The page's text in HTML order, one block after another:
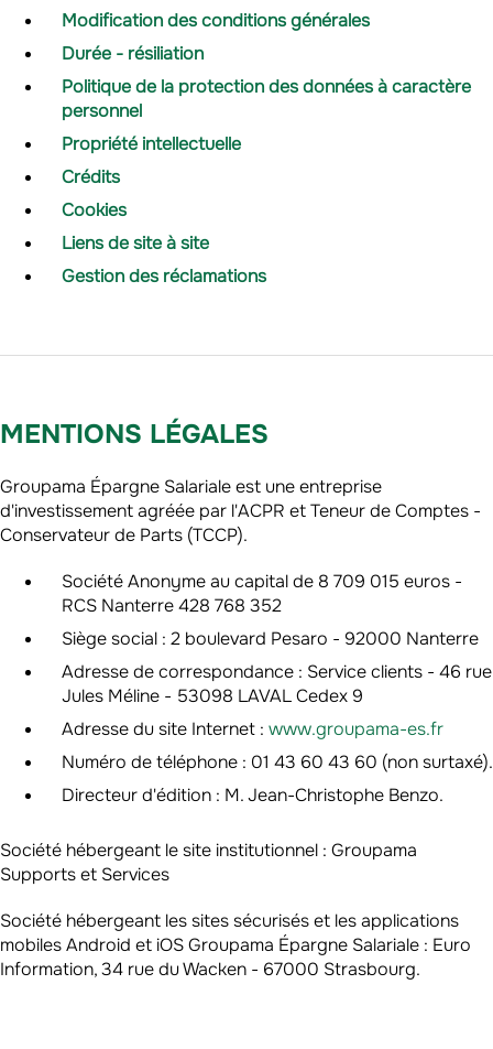
Modification des conditions générales
Durée - résiliation
Politique de la protection des données à caractère
personnel
Propriété intellectuelle
Crédits
Cookies
Liens de site à site
Gestion des réclamations
MENTIONS LÉGALES
Groupama Épargne Salariale est une entreprise
d'investissement agréée par l'ACPR et Teneur de Comptes -
Conservateur de Parts (TCCP).
Société Anonyme au capital de 8 709 015 euros -
RCS Nanterre 428 768 352
Siège social : 2 boulevard Pesaro - 92000 Nanterre
Adresse de correspondance : Service clients - 46 rue
Jules Méline - 53098 LAVAL Cedex 9
Adresse du site Internet : www.groupama-es.fr
Numéro de téléphone : 01 43 60 43 60 (non surtaxé).
Directeur d'édition : M. Jean-Christophe Benzo.
Société hébergeant le site institutionnel : Groupama
Supports et Services
Société hébergeant les sites sécurisés et les applications
mobiles Android et iOS Groupama Épargne Salariale : Euro
Information, 34 rue du Wacken - 67000 Strasbourg.